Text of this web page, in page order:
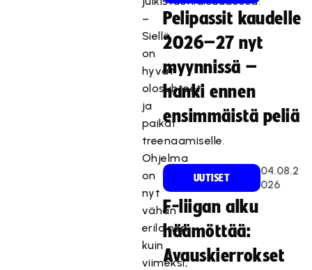
–
Siellä
on
hyvät
olosuhteet
ja
paikat
treenaamiselle.
Ohjelma
on
nyt
vähän
erilainen
kuin
viimeksi,
Pelipassit kaudelle
2026–27 nyt
myynnissä –
hanki ennen
ensimmäistä peliä
UUTISET
04.08.2
026
F-liigan alku
häämöttää:
Avauskierrokset